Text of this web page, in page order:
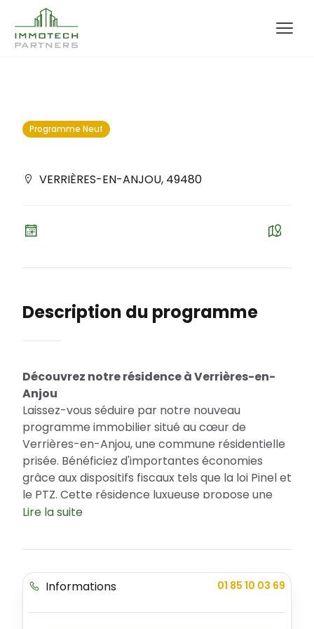
Programme Neuf
VERRIÈRES-EN-ANJOU, 49480
Description du programme
Découvrez notre résidence à Verrières-en-
Anjou
Laissez-vous séduire par notre nouveau
programme immobilier situé au cœur de
Verrières-en-Anjou, une commune résidentielle
prisée. Bénéficiez d'importantes économies
grâce aux dispositifs fiscaux tels que la loi Pinel et
le PTZ. Cette résidence luxueuse propose une
variété d'appartements haut de gamme, de quoi
Verrières-en-Anjou est une ville attractive aux
nombreux atouts. Appréciée pour sa qualité de
Lire la suite
Informations 01 85 10 03 69